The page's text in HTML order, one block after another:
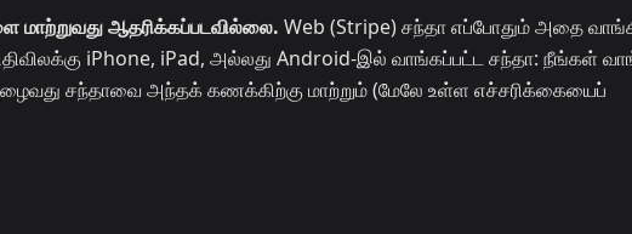
ஆதரிக்கப்படவில்லை. Web (Stripe) சந்தா எப்போதும் அதை
iPhone, iPad, அல்லது Android-இல் வாங்கப்பட்ட சந்தா: நீங்கள்
சந்தாவை அந்தக் கணக்கிற்கு மாற்றும் (மேலே உள்ள எச்சரிக்கையைப்